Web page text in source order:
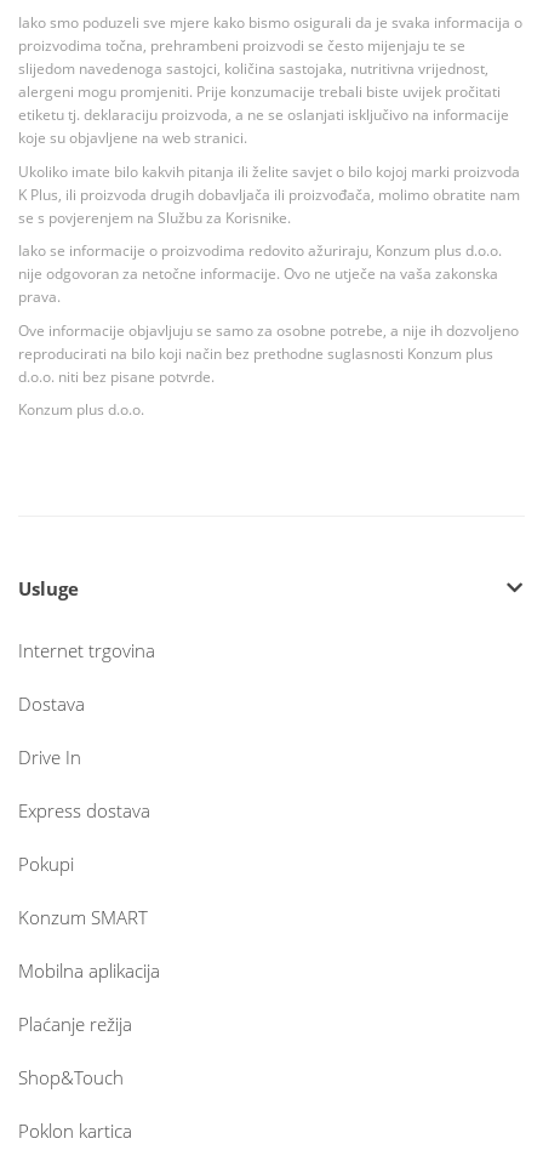
Iako smo poduzeli sve mjere kako bismo osigurali da je svaka informacija o
proizvodima točna, prehrambeni proizvodi se često mijenjaju te se
slijedom navedenoga sastojci, količina sastojaka, nutritivna vrijednost,
alergeni mogu promjeniti. Prije konzumacije trebali biste uvijek pročitati
etiketu tj. deklaraciju proizvoda, a ne se oslanjati isključivo na informacije
koje su objavljene na web stranici.
Ukoliko imate bilo kakvih pitanja ili želite savjet o bilo kojoj marki proizvoda
K Plus, ili proizvoda drugih dobavljača ili proizvođača, molimo obratite nam
se s povjerenjem na Službu za Korisnike.
Iako se informacije o proizvodima redovito ažuriraju, Konzum plus d.o.o.
nije odgovoran za netočne informacije. Ovo ne utječe na vaša zakonska
prava.
Ove informacije objavljuju se samo za osobne potrebe, a nije ih dozvoljeno
reproducirati na bilo koji način bez prethodne suglasnosti Konzum plus
d.o.o. niti bez pisane potvrde.
Konzum plus d.o.o.
Usluge
Internet trgovina
Dostava
Drive In
Express dostava
Pokupi
Konzum SMART
Mobilna aplikacija
Plaćanje režija
Shop&Touch
Poklon kartica